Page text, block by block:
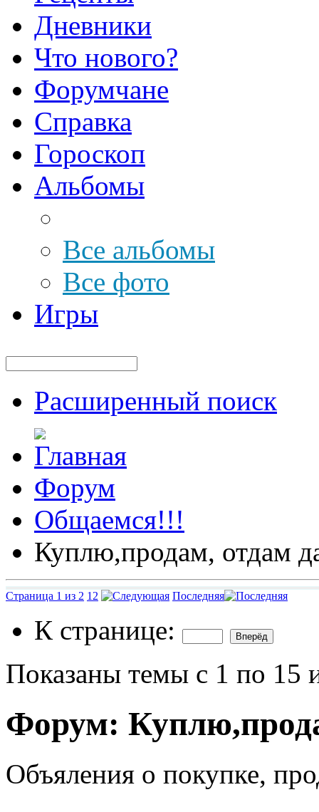
Дневники
Что нового?
Форумчане
Справка
Гороскоп
Альбомы
Все альбомы
Все фото
Игры
Расширенный поиск
Форум
Общаемся!!!
Куплю,продам, отдам
Страница 1 из 2 1 2 Последняя
К странице:
Показаны темы с 1 по 15
Форум:
Объяления о покупке,